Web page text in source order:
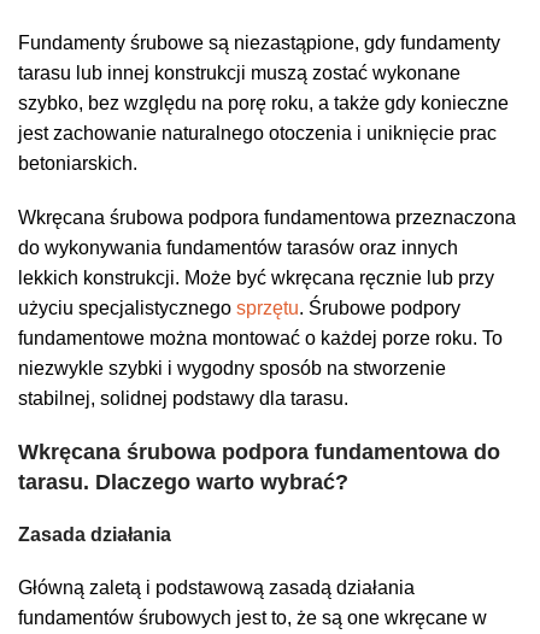
Fundamenty śrubowe są niezastąpione, gdy fundamenty
tarasu lub innej konstrukcji muszą zostać wykonane
szybko, bez względu na porę roku, a także gdy konieczne
jest zachowanie naturalnego otoczenia i uniknięcie prac
betoniarskich.
Wkręcana śrubowa podpora fundamentowa przeznaczona
do wykonywania fundamentów tarasów oraz innych
lekkich konstrukcji. Może być wkręcana ręcznie lub przy
użyciu specjalistycznego sprzętu. Śrubowe podpory
fundamentowe można montować o każdej porze roku. To
niezwykle szybki i wygodny sposób na stworzenie
stabilnej, solidnej podstawy dla tarasu.
Wkręcana śrubowa podpora fundamentowa do
tarasu. Dlaczego warto wybrać?
Zasada działania
Główną zaletą i podstawową zasadą działania
fundamentów śrubowych jest to, że są one wkręcane w